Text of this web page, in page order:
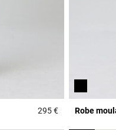
295 €5 out of 5
Robe